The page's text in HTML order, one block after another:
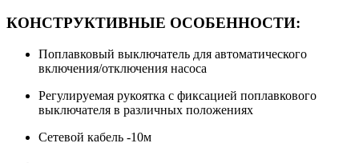
КОНСТРУКТИВНЫЕ ОСОБЕННОСТИ:
Поплавковый выключатель для автоматического
включения/отключения наcоса
Регулируемая рукоятка с фиксацией поплавкового
выключателя в различных положениях
Сетевой кабель -10м